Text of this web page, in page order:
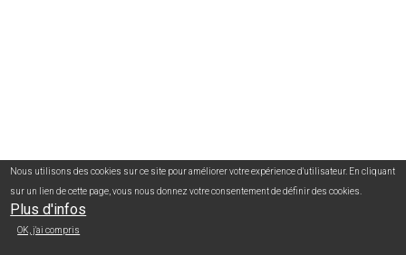
Nous utilisons des cookies sur ce site pour améliorer votre expérience d'utilisateur. En cliquant
sur un lien de cette page, vous nous donnez votre consentement de définir des cookies.
Plus d'infos
OK, j'ai compris